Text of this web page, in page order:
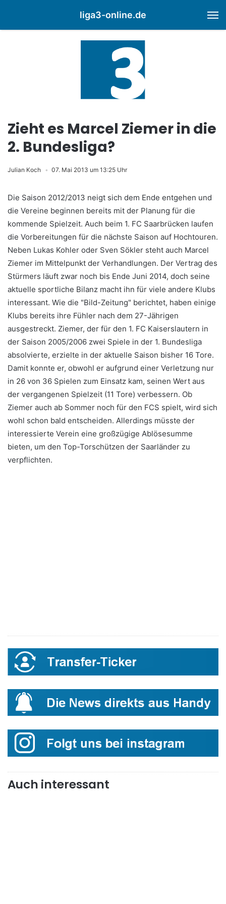
liga3-online.de
Zieht es Marcel Ziemer in die
2. Bundesliga?
Julian Koch 07. Mai 2013 um 13:25 Uhr
Die Saison 2012/2013 neigt sich dem Ende entgehen und
die Vereine beginnen bereits mit der Planung für die
kommende Spielzeit. Auch beim 1. FC Saarbrücken laufen
die Vorbereitungen für die nächste Saison auf Hochtouren.
Neben Lukas Kohler oder Sven Sökler steht auch Marcel
Ziemer im Mittelpunkt der Verhandlungen. Der Vertrag des
Stürmers läuft zwar noch bis Ende Juni 2014, doch seine
aktuelle sportliche Bilanz macht ihn für viele andere Klubs
interessant. Wie die "Bild-Zeitung" berichtet, haben einige
Klubs bereits ihre Fühler nach dem 27-Jährigen
ausgestreckt. Ziemer, der für den 1. FC Kaiserslautern in
der Saison 2005/2006 zwei Spiele in der 1. Bundesliga
absolvierte, erzielte in der aktuelle Saison bisher 16 Tore.
Damit konnte er, obwohl er aufgrund einer Verletzung nur
in 26 von 36 Spielen zum Einsatz kam, seinen Wert aus
der vergangenen Spielzeit (11 Tore) verbessern. Ob
Ziemer auch ab Sommer noch für den FCS spielt, wird sich
wohl schon bald entscheiden. Allerdings müsste der
interessierte Verein eine großzügige Ablösesumme
bieten, um den Top-Torschützen der Saarländer zu
verpflichten.
Auch interessant